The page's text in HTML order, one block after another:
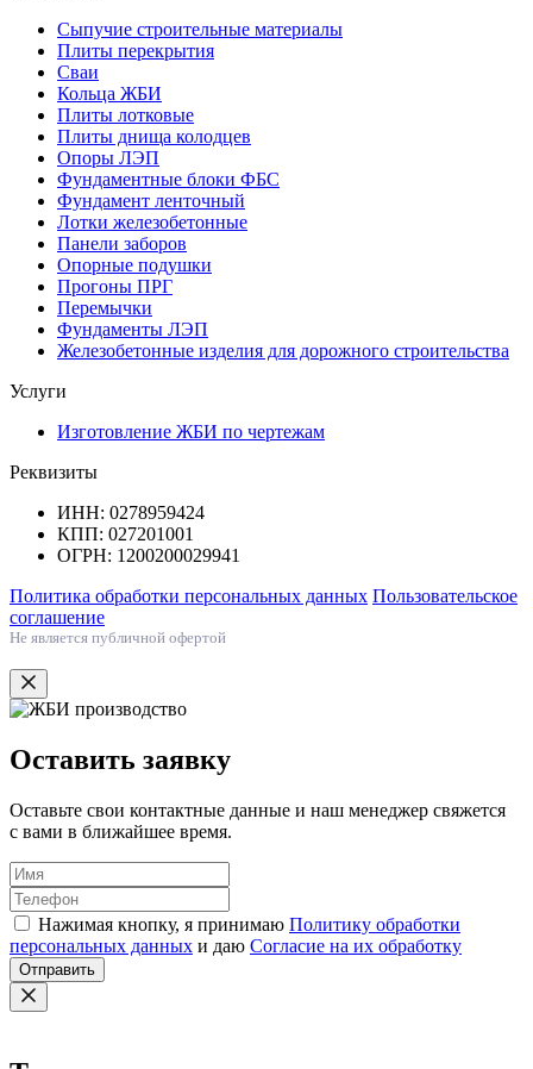
Сыпучие строительные материалы
Плиты перекрытия
Сваи
Кольца ЖБИ
Плиты лотковые
Плиты днища колодцев
Опоры ЛЭП
Фундаментные блоки ФБС
Фундамент ленточный
Лотки железобетонные
Панели заборов
Опорные подушки
Прогоны ПРГ
Перемычки
Фундаменты ЛЭП
Железобетонные изделия для дорожного строительства
Услуги
Изготовление ЖБИ по чертежам
Реквизиты
ИНН: 0278959424
КПП: 027201001
ОГРН: 1200200029941
Политика обработки персональных данных Пользовательское
соглашение
Не является публичной офертой
Оставить заявку
Оставьте свои контактные данные и наш менеджер свяжется
с вами в ближайшее время.
Нажимая кнопку, я принимаю Политику обработки
персональных данных и даю Согласие на их обработку
Отправить